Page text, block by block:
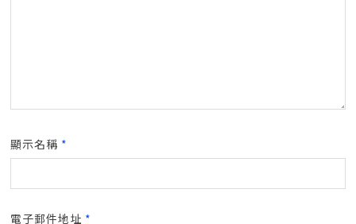
顯示名稱 *
電子郵件地址 *